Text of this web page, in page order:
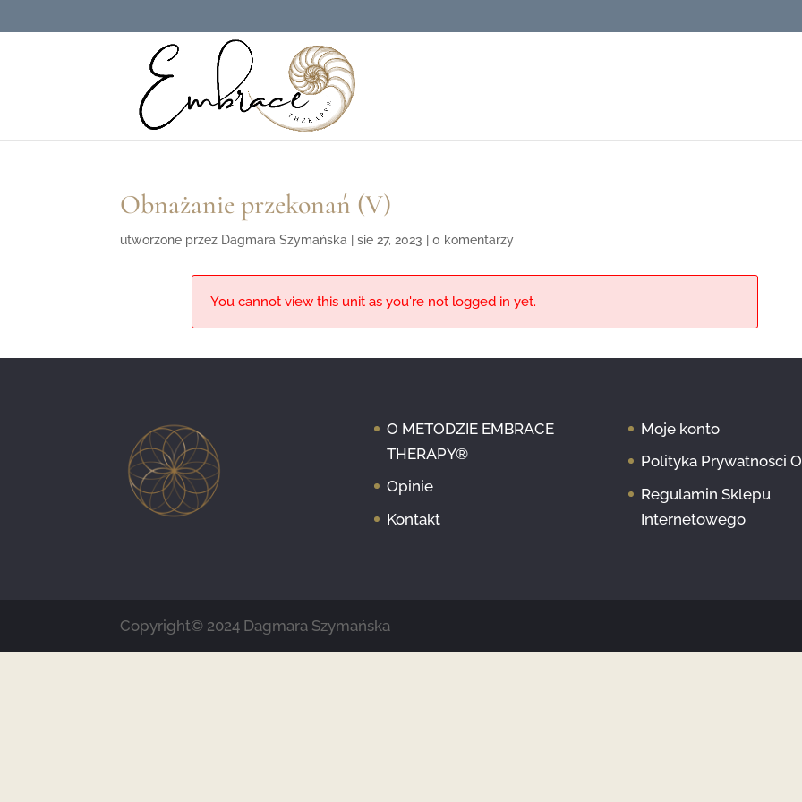
Obnażanie przekonań (V)
utworzone przez Dagmara Szymańska |sie 27, 2023 |0 komentarzy
You cannot view this unit as you're not logged in yet.
O METODZIE EMBRACE
THERAPY®
Opinie
Kontakt
Moje konto
Polityka Prywatności
Regulamin Sklepu
Internetowego
Copyright© 2024 Dagmara Szymańska